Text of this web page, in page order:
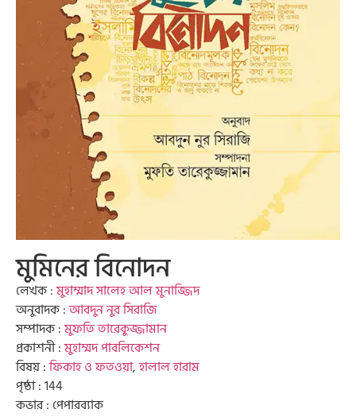
মুমিনের বিনোদন
লেখক :মুহাম্মাদ সালেহ আল মুনাজ্জিদ
অনুবাদক :আবদুন নুর সিরাজি
সম্পাদক :মুফতি তারেকুজ্জামান
প্রকাশনী :মুহাম্মদ পাবলিকেশন
বিষয় :ফিকাহ ও ফতওয়া,হালাল হারাম
পৃষ্ঠা : 144
কভার : পেপারব্যাক